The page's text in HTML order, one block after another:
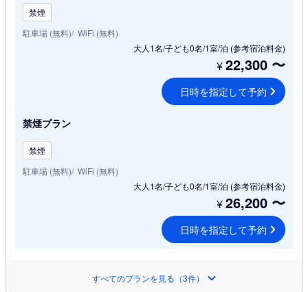
禁煙
駐車場 (無料) WiFi (無料)
大人1名/子ども0名/1室/泊 (参考宿泊料金)
¥22,300 〜
日時を指定して予約
禁煙プラン
禁煙
駐車場 (無料) WiFi (無料)
大人1名/子ども0名/1室/泊 (参考宿泊料金)
¥26,200 〜
日時を指定して予約
すべてのプランを見る（3件）